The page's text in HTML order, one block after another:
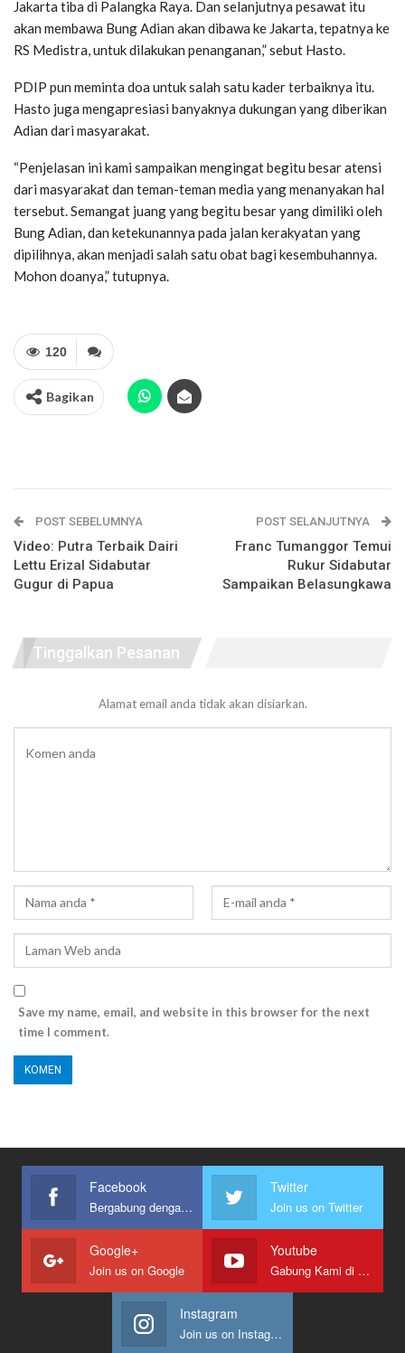
Jakarta tiba di Palangka Raya. Dan selanjutnya pesawat itu
akan membawa Bung Adian akan dibawa ke Jakarta, tepatnya ke
RS Medistra, untuk dilakukan penanganan,” sebut Hasto.
PDIP pun meminta doa untuk salah satu kader terbaiknya itu.
Hasto juga mengapresiasi banyaknya dukungan yang diberikan
Adian dari masyarakat.
“Penjelasan ini kami sampaikan mengingat begitu besar atensi
dari masyarakat dan teman-teman media yang menanyakan hal
tersebut. Semangat juang yang begitu besar yang dimiliki oleh
Bung Adian, dan ketekunannya pada jalan kerakyatan yang
dipilihnya, akan menjadi salah satu obat bagi kesembuhannya.
Mohon doanya,” tutupnya.
120
Bagikan
POST SEBELUMNYA
Video: Putra Terbaik Dairi
Lettu Erizal Sidabutar
Gugur di Papua
POST SELANJUTNYA
Franc Tumanggor Temui
Rukur Sidabutar
Sampaikan Belasungkawa
Tinggalkan Pesanan
Alamat email anda tidak akan disiarkan.
Save my name, email, and website in this browser for the next
time I comment.
Facebook
Bergabung dengan kami
Twitter
Join us on Twitter
Google+
Join us on Google
Youtube
Gabung Kami di Youtube
Instagram
Join us on Instagram